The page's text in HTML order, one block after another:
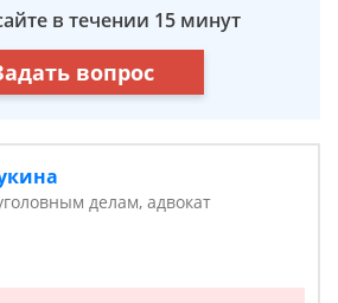
в течении 15 минут
вопрос
делам, адвокат